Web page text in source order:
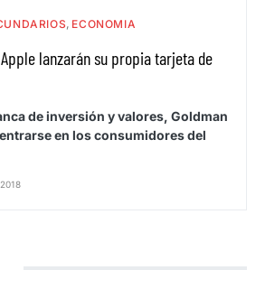
ECONOMIA
lanzarán su propia tarjeta de
de inversión y valores, Goldman
en los consumidores del